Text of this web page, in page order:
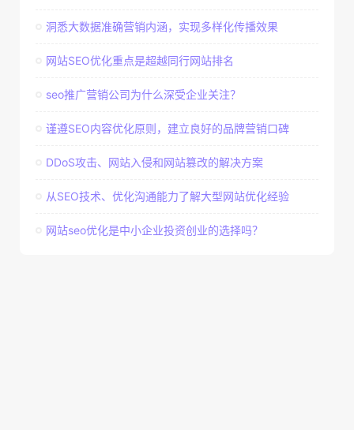
洞悉大数据准确营销内涵，实现多样化传播效果
网站SEO优化重点是超越同行网站排名
seo推广营销公司为什么深受企业关注？
谨遵SEO内容优化原则，建立良好的品牌营销口碑
DDoS攻击、网站入侵和网站篡改的解决方案
从SEO技术、优化沟通能力了解大型网站优化经验
网站seo优化是中小企业投资创业的选择吗？